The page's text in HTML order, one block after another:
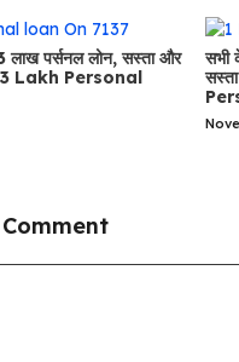
पर्सनल लोन, सस्ता और
: 3 Lakh Personal
सभी